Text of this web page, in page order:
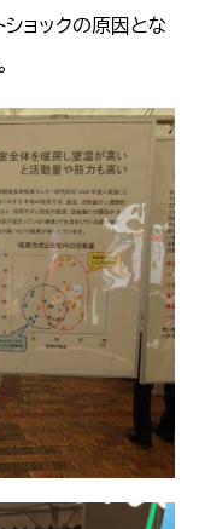
ョックの原因とな